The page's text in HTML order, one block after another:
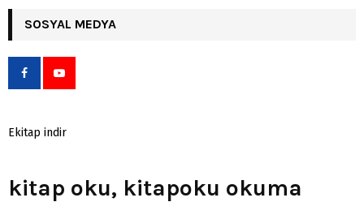
SOSYAL MEDYA
Ekitap indir
kitap oku, kitapoku okuma